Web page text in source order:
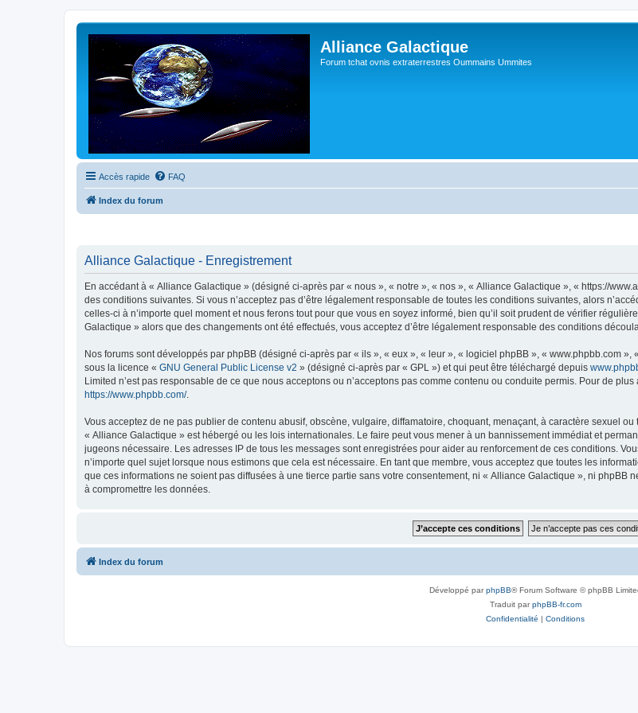
Alliance Galactique
Forum tchat ovnis extraterrestres Oummains Ummites
Accès rapide FAQ
Index du forum
Alliance Galactique - Enregistrement
En accédant à « Alliance Galactique » (désigné ci-après par « nous », « notre », « nos », « Alliance Galactique », « https://
des conditions suivantes. Si vous n’acceptez pas d’être légalement responsable de toutes les conditions suivantes, alors
celles-ci à n’importe quel moment et nous ferons tout pour que vous en soyez informé, bien qu’il soit prudent de vérifier
Galactique » alors que des changements ont été effectués, vous acceptez d’être légalement responsable des conditions
Nos forums sont développés par phpBB (désigné ci-après par « ils », « eux », « leur », « logiciel phpBB », « www.phpbb.com
sous la licence « GNU General Public License v2 » (désigné ci-après par « GPL ») et qui peut être téléchargé depuis
Limited n’est pas responsable de ce que nous acceptons ou n’acceptons pas comme contenu ou conduite permis. Pour de
https://www.phpbb.com/.
Vous acceptez de ne pas publier de contenu abusif, obscène, vulgaire, diffamatoire, choquant, menaçant, à caractère sexuel
« Alliance Galactique » est hébergé ou les lois internationales. Le faire peut vous mener à un bannissement immédiat et
jugeons nécessaire. Les adresses IP de tous les messages sont enregistrées pour aider au renforcement de ces conditions.
n’importe quel sujet lorsque nous estimons que cela est nécessaire. En tant que membre, vous acceptez que toutes les
que ces informations ne soient pas diffusées à une tierce partie sans votre consentement, ni « Alliance Galactique », ni phpBB
à compromettre les données.
Index du forum
Développé parphpBB® Forum Software © phpBB
Traduit parphpBB-fr.com
Confidentialité | Conditions